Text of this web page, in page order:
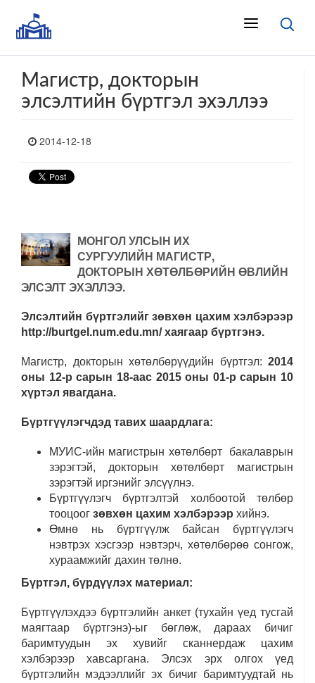
Магистр, докторын
элсэлтийн бүртгэл эхэллээ
2014-12-18
МОНГОЛ УЛСЫН ИХ
СУРГУУЛИЙН МАГИСТР,
ДОКТОРЫН ХӨТӨЛБӨРИЙН ӨВЛИЙН
ЭЛСЭЛТ ЭХЭЛЛЭЭ.
Элсэлтийн бүртгэлийг зөвхөн цахим хэлбэрээр
http://burtgel.num.edu.mn/ хаягаар бүртгэнэ.
Магистр, докторын хөтөлбөрүүдийн бүртгэл: 2014
оны 12-р сарын 18-аас 2015оны 01-р сарын 10
хүртэл явагдана.
Бүртгүүлэгчдэд тавих шаардлага:
МУИС-ийн магистрын хөтөлбөрт бакалаврын
зэрэгтэй, докторын хөтөлбөрт магистрын
зэрэгтэй иргэнийг элсүүлнэ.
Бүртгүүлэгч бүртгэлтэй холбоотой төлбөр
тооцоог зөвхөн цахим хэлбэрээр хийнэ.
Өмнө нь бүртгүүлж байсан бүртгүүлэгч
нэвтрэх хэсгээр нэвтэрч, хөтөлбөрөө сонгож,
хураамжийг дахин төлнө.
Бүртгэл, бүрдүүлэх материал:
Бүртгүүлэхдээ бүртгэлийн анкет (тухайн үед тусгай
маягтаар бүртгэнэ)-ыг бөглөж, дараах бичиг
баримтуудын эх хувийг сканнердаж цахим
хэлбэрээр хавсаргана. Элсэх эрх олгох үед
бүртгэлийн мэдээллийг эх бичиг баримтуудтай нь